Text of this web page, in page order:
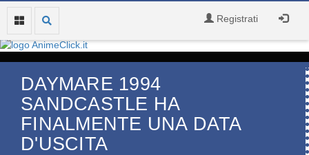
Registrati
DAYMARE 1994
SANDCASTLE HA
FINALMENTE UNA DATA
D'USCITA